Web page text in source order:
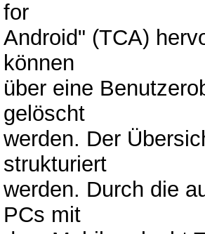
for
Android" (TCA)
können
über eine
gelöscht
werden. Der
strukturiert
werden. Durch die
PCs mit